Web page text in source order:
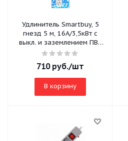
Удлинитель Smartbuy, 5
гнезд 5 м, 16А/3,5кВт с
выкл. и заземлением ПВС
3х1,0 (SBE-16-5-05-ZS)
710руб./шт
В корзину